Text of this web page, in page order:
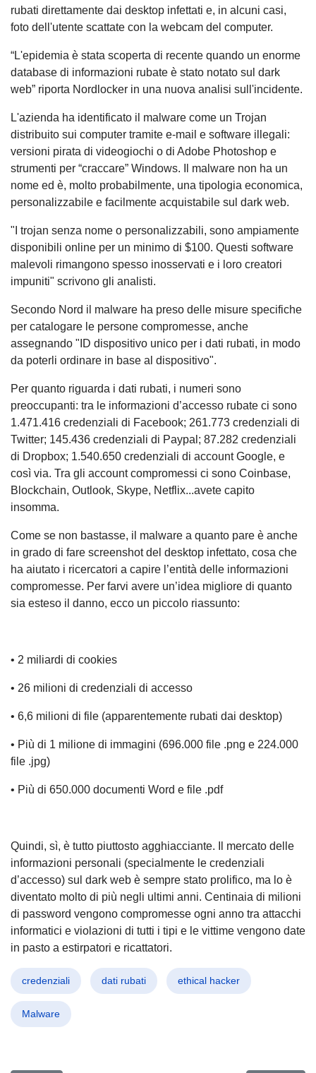
rubati direttamente dai desktop infettati e, in alcuni casi,
foto dell'utente scattate con la webcam del computer.
“L'epidemia è stata scoperta di recente quando un enorme
database di informazioni rubate è stato notato sul dark
web” riporta Nordlocker in una nuova analisi sull'incidente.
L'azienda ha identificato il malware come un Trojan
distribuito sui computer tramite e-mail e software illegali:
versioni pirata di videogiochi o di Adobe Photoshop e
strumenti per “craccare” Windows. Il malware non ha un
nome ed è, molto probabilmente, una tipologia economica,
personalizzabile e facilmente acquistabile sul dark web.
"I trojan senza nome o personalizzabili, sono ampiamente
disponibili online per un minimo di $100. Questi software
malevoli rimangono spesso inosservati e i loro creatori
impuniti" scrivono gli analisti.
Secondo Nord il malware ha preso delle misure specifiche
per catalogare le persone compromesse, anche
assegnando "ID dispositivo unico per i dati rubati, in modo
da poterli ordinare in base al dispositivo".
Per quanto riguarda i dati rubati, i numeri sono
preoccupanti: tra le informazioni d’accesso rubate ci sono
1.471.416 credenziali di Facebook; 261.773 credenziali di
Twitter; 145.436 credenziali di Paypal; 87.282 credenziali
di Dropbox; 1.540.650 credenziali di account Google, e
così via. Tra gli account compromessi ci sono Coinbase,
Blockchain, Outlook, Skype, Netflix...avete capito
insomma.
Come se non bastasse, il malware a quanto pare è anche
in grado di fare screenshot del desktop infettato, cosa che
ha aiutato i ricercatori a capire l’entità delle informazioni
compromesse. Per farvi avere un’idea migliore di quanto
sia esteso il danno, ecco un piccolo riassunto:
• 2 miliardi di cookies
• 26 milioni di credenziali di accesso
• 6,6 milioni di file (apparentemente rubati dai desktop)
• Più di 1 milione di immagini (696.000 file .png e 224.000
file .jpg)
• Più di 650.000 documenti Word e file .pdf
Quindi, sì, è tutto piuttosto agghiacciante. Il mercato delle
informazioni personali (specialmente le credenziali
d’accesso) sul dark web è sempre stato prolifico, ma lo è
diventato molto di più negli ultimi anni. Centinaia di milioni
di password vengono compromesse ogni anno tra attacchi
informatici e violazioni di tutti i tipi e le vittime vengono date
in pasto a estirpatori e ricattatori.
credenziali dati rubati ethical hacker
Malware